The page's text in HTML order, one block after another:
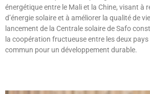
énergétique entre le Mali et la Chine, visant à
d’énergie solaire et à améliorer la qualité de
lancement de la Centrale solaire de Safo
la coopération fructueuse entre les deux
commun pour un développement durable.